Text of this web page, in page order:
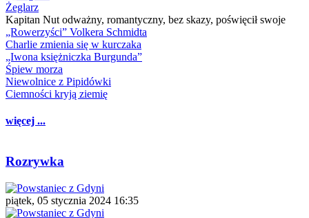
Żeglarz
Kapitan Nut odważny, romantyczny, bez skazy, poświęcił swoje
„Rowerzyści” Volkera Schmidta
Charlie zmienia się w kurczaka
„Iwona księżniczka Burgunda”
Śpiew morza
Niewolnice z Pipidówki
Ciemności kryją ziemię
więcej ...
Rozrywka
piątek, 05 stycznia 2024 16:35